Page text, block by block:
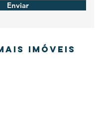
Enviar
imóveis